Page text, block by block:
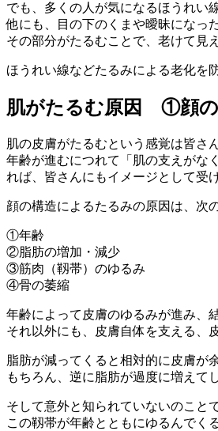
でも、多くの人が気になるほうれい
他にも、目の下のくまや曖昧になっ
その部分がたるむことで、老けて見
ほうれい線などたるみによる老化を
肌がたるむ原因 ①顔
肌の皮膚がたるむという感覚は皆さ
年齢が進むにつれて「肌の支えがな
れば、皆さんにもイメージとして受
顔の構造によるたるみの原因は、次
①年齢
②脂肪の増加・減少
③筋肉（靱帯）のゆるみ
④骨の萎縮
年齢によって皮膚のゆるみが進み、
それ以外にも、皮膚自体を支える、
脂肪が減ってくると相対的に皮膚が
もちろん、逆に脂肪が過度に増えて
そして意外と知られていないのこと
この靱帯が年齢とともにゆるんでく